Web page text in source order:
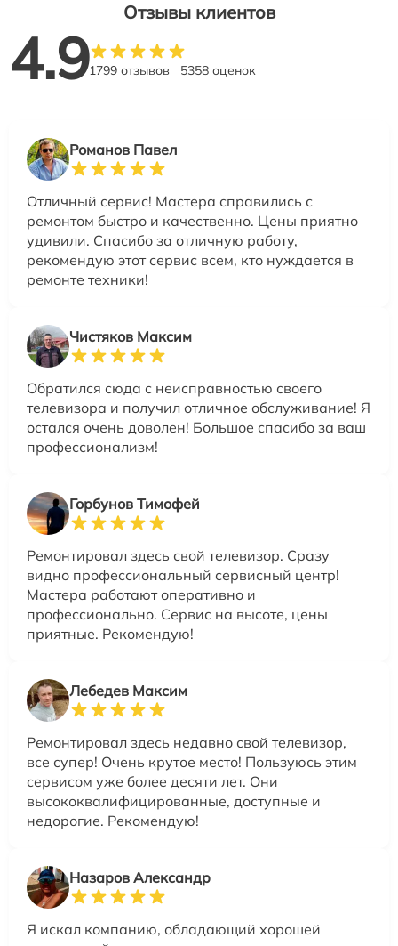
Отзывы клиентов
4.91799 отзывов 5358 оценок
Романов Павел
Отличный сервис! Мастера справились с
ремонтом быстро и качественно. Цены приятно
удивили. Спасибо за отличную работу,
рекомендую этот сервис всем, кто нуждается в
ремонте техники!
Чистяков Максим
Обратился сюда с неисправностью своего
телевизора и получил отличное обслуживание! Я
остался очень доволен! Большое спасибо за ваш
профессионализм!
Горбунов Тимофей
Ремонтировал здесь свой телевизор. Сразу
видно профессиональный сервисный центр!
Мастера работают оперативно и
профессионально. Сервис на высоте, цены
приятные. Рекомендую!
Лебедев Максим
Ремонтировал здесь недавно свой телевизор,
все супер! Очень крутое место! Пользуюсь этим
сервисом уже более десяти лет. Они
высококвалифицированные, доступные и
недорогие. Рекомендую!
Назаров Александр
Я искал компанию, обладающий хорошей